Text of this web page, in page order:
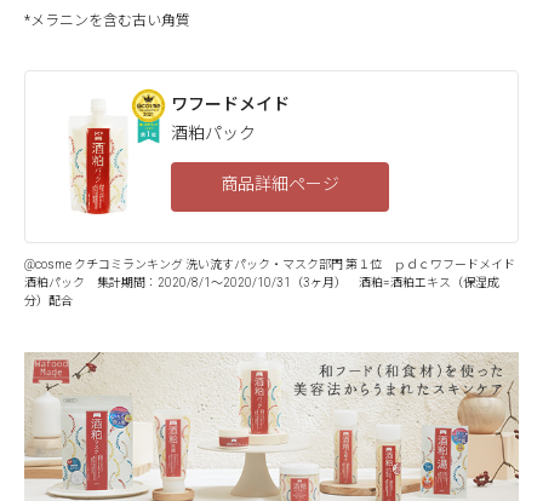
*メラニンを含む古い角質
ワフードメイド
酒粕パック
商品詳細ページ
@cosme クチコミランキング 洗い流すパック・マスク部門 第１位
ｐｄｃワフードメイド
酒粕パック 集計期間：2020/8/1～2020/10/31（3ヶ月） 酒粕=酒粕エキス（保湿成
分）配合